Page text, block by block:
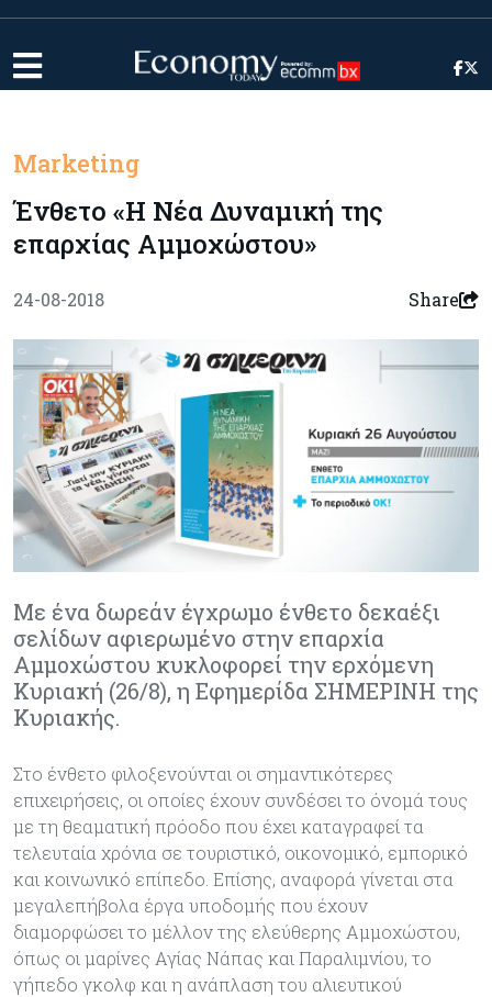
Marketing
Ένθετο «Η Νέα Δυναμική της
επαρχίας Αμμοχώστου»
24-08-2018 Share
Με ένα δωρεάν έγχρωμο ένθετο δεκαέξι
σελίδων αφιερωμένο στην επαρχία
Αμμοχώστου κυκλοφορεί την ερχόμενη
Κυριακή (26/8), η Εφημερίδα ΣΗΜΕΡΙΝΗ της
Κυριακής.
Στο ένθετο φιλοξενούνται οι σημαντικότερες
επιχειρήσεις, οι οποίες έχουν συνδέσει το όνομά τους
με τη θεαματική πρόοδο που έχει καταγραφεί τα
τελευταία χρόνια σε τουριστικό, οικονομικό, εμπορικό
και κοινωνικό επίπεδο. Επίσης, αναφορά γίνεται στα
μεγαλεπήβολα έργα υποδομής που έχουν
διαμορφώσει το μέλλον της ελεύθερης Αμμοχώστου,
όπως οι μαρίνες Αγίας Νάπας και Παραλιμνίου, το
γήπεδο γκολφ και η ανάπλαση του αλιευτικού